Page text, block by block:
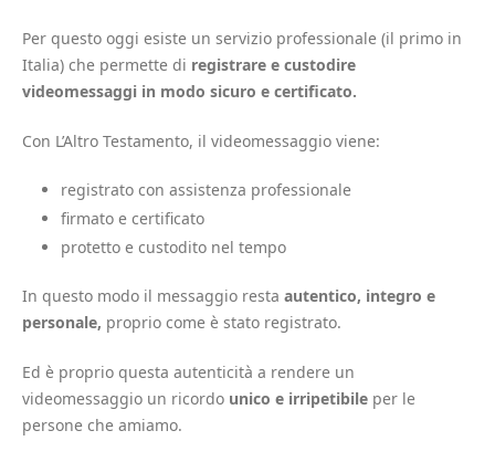
Per questo oggi esiste un servizio professionale (il primo in
Italia) che permette di registrare e custodire
videomessaggi in modo sicuro e certificato.
Con L’Altro Testamento, il videomessaggio viene:
registrato con assistenza professionale
firmato e certificato
protetto e custodito nel tempo
In questo modo il messaggio resta autentico, integro e
personale, proprio come è stato registrato.
Ed è proprio questa autenticità a rendere un
videomessaggio un ricordo unico e irripetibile per le
persone che amiamo.